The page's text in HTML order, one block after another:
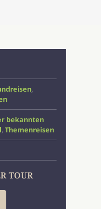
,
bekannten
, Themenreisen
TOUR